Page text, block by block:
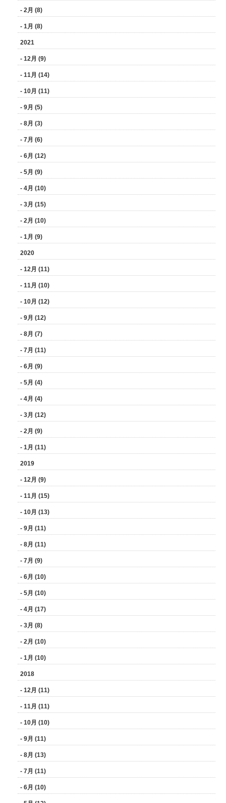
- 2月 (8)
- 1月 (8)
2021
- 12月 (9)
- 11月 (14)
- 10月 (11)
- 9月 (5)
- 8月 (3)
- 7月 (6)
- 6月 (12)
- 5月 (9)
- 4月 (10)
- 3月 (15)
- 2月 (10)
- 1月 (9)
2020
- 12月 (11)
- 11月 (10)
- 10月 (12)
- 9月 (12)
- 8月 (7)
- 7月 (11)
- 6月 (9)
- 5月 (4)
- 4月 (4)
- 3月 (12)
- 2月 (9)
- 1月 (11)
2019
- 12月 (9)
- 11月 (15)
- 10月 (13)
- 9月 (11)
- 8月 (11)
- 7月 (9)
- 6月 (10)
- 5月 (10)
- 4月 (17)
- 3月 (8)
- 2月 (10)
- 1月 (10)
2018
- 12月 (11)
- 11月 (11)
- 10月 (10)
- 9月 (11)
- 8月 (13)
- 7月 (11)
- 6月 (10)